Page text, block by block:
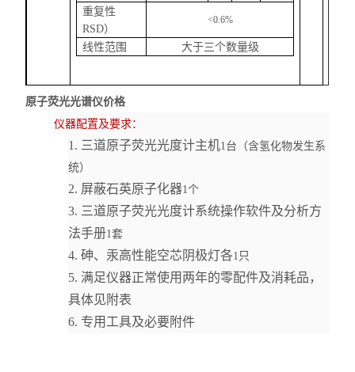
重复性
RSD）
<0.6%
线性范围 大于三个数量级
原子荧光光谱仪价格
仪器配置及要求：
1. 三道原子荧光光度计主机1台（含氢化物发生系
统）
2. 屏蔽石英原子化器1个
3. 三道原子荧光光度计系统操作软件及分析方
法手册1套
4. 砷、汞高性能空芯阴极灯各1 只
5. 满足仪器正常使用两年的零配件及消耗品，
具体见附表
6. 专用工具及必要附件